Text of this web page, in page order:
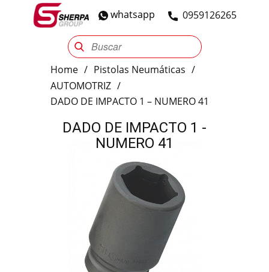
​0959126265
whatsapp
Sherpa Group Reencauche Automotriz
Home / Pistolas Neumáticas /
AUTOMOTRIZ /
DADO DE IMPACTO 1 – NUMERO 41
DADO DE IMPACTO 1 -
NUMERO 41